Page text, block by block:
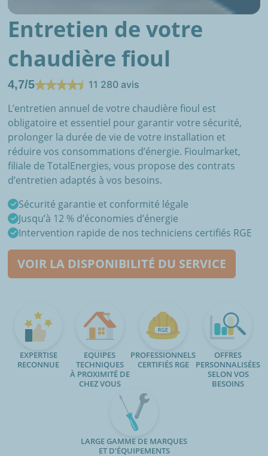
Entretien de votre
chaudière fioul
4,7/5 11 280 avis
L’entretien annuel de votre chaudière fioul est
obligatoire et essentiel pour garantir votre sécurité,
prolonger la durée de vie de votre installation et
réduire vos consommations d’énergie. Fioulmarket,
filiale de TotalEnergies, vous propose des contrats
d’entretien adaptés à vos besoins.
Sécurité garantie et conformité légale
Jusqu’à 12 % d’économies d’énergie
Intervention rapide de nos techniciens certifiés RGE
VOIR LA DISPONIBILITÉ DU SERVICE
EXPERTISE
RECONNUE
EQUIPES
TECHNIQUES
À PROXIMITÉ DE
CHEZ VOUS
PROFESSIONNELS
CERTIFIÉS RGE
OFFRES
PERSONNALISÉES
SELON VOS
BESOINS
LARGE GAMME DE MARQUES
ET D’ÉQUIPEMENTS